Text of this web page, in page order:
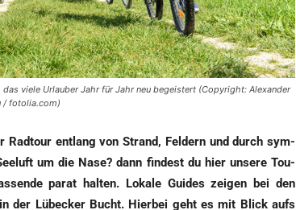
viele Urlauber Jahr für Jahr neu begeistert (Copyright: Alexander
/ fotolia.com)
Rad­tour ent­lang von Strand, Fel­dern und durch sym­
um die Nase? dann fin­dest du hier unse­re Tou­
parat hal­ten. Loka­le Gui­des zei­gen bei den
der Lübe­cker Bucht. Hier­bei geht es mit Blick aufs